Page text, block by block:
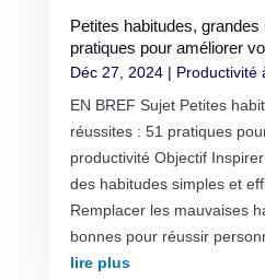
Petites habitudes, grandes
pratiques pour améliorer
Déc 27, 2024| Productivité
EN BREF Sujet Petites
réussites : 51 pratiques
productivité Objectif
des habitudes simples et
Remplacer les mauvaises
bonnes pour réussir
lire plus